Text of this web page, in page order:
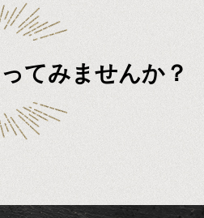
てみませんか？